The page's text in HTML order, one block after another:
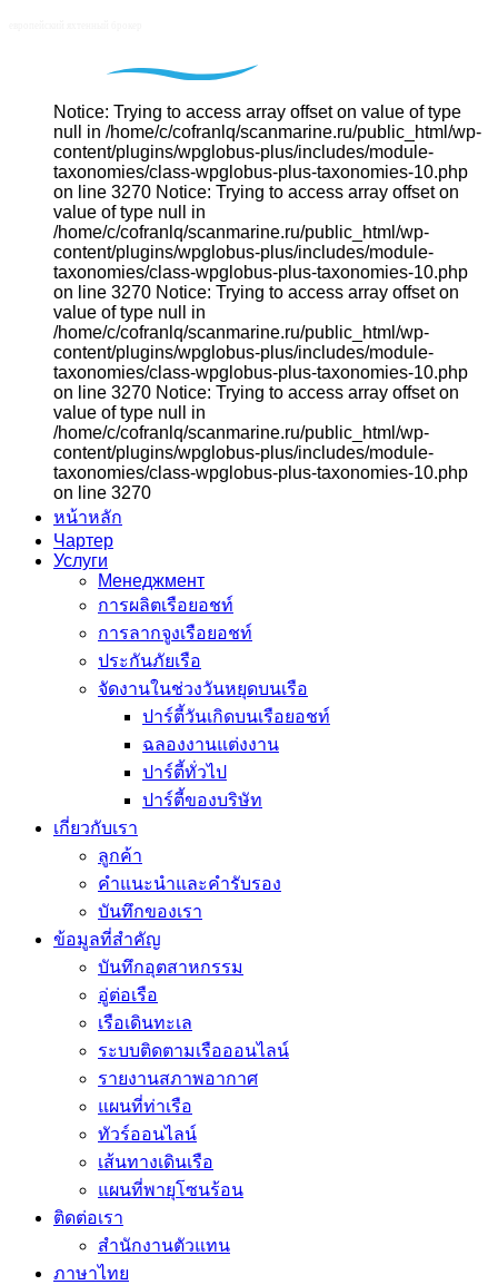
Notice: Trying to access array offset on value of type
null in /home/c/cofranlq/scanmarine.ru/public_html/wp-
content/plugins/wpglobus-plus/includes/module-
taxonomies/class-wpglobus-plus-taxonomies-10.php
on line 3270 Notice: Trying to access array offset on
value of type null in
/home/c/cofranlq/scanmarine.ru/public_html/wp-
content/plugins/wpglobus-plus/includes/module-
taxonomies/class-wpglobus-plus-taxonomies-10.php
on line 3270 Notice: Trying to access array offset on
value of type null in
/home/c/cofranlq/scanmarine.ru/public_html/wp-
content/plugins/wpglobus-plus/includes/module-
taxonomies/class-wpglobus-plus-taxonomies-10.php
on line 3270 Notice: Trying to access array offset on
value of type null in
/home/c/cofranlq/scanmarine.ru/public_html/wp-
content/plugins/wpglobus-plus/includes/module-
taxonomies/class-wpglobus-plus-taxonomies-10.php
on line 3270
หน้าหลัก
Чартер
Услуги
Менеджмент
การผลิตเรือยอชท์
การลากจูงเรือยอชท์
ประกันภัยเรือ
จัดงานในช่วงวันหยุดบนเรือ
ปาร์ตี้วันเกิดบนเรือยอชท์
ฉลองงานแต่งงาน
ปาร์ตี้ทั่วไป
ปาร์ตี้ของบริษัท
เกี่ยวกับเรา
ลูกค้า
คำแนะนำและคำรับรอง
บันทึกของเรา
ข้อมูลที่สำคัญ
บันทึกอุตสาหกรรม
อู่ต่อเรือ
เรือเดินทะเล
ระบบติดตามเรือออนไลน์
รายงานสภาพอากาศ
แผนที่ท่าเรือ
ทัวร์ออนไลน์
เส้นทางเดินเรือ
แผนที่พายุโซนร้อน
ติดต่อเรา
สำนักงานตัวแทน
ภาษาไทย